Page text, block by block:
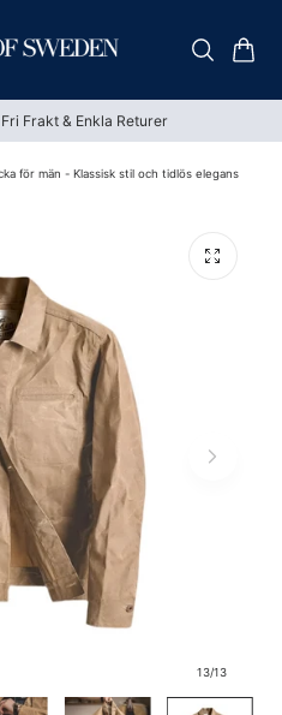
Vagn
Frakt & Enkla Returer
för män - Klassisk stil och tidlös elegans
13/13